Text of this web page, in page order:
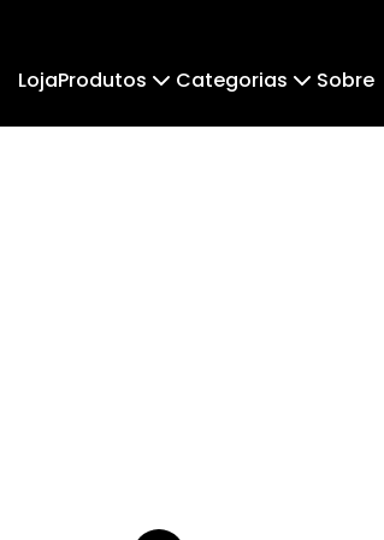
LojaProdutos
Camiseta
Categorias
PlaDu
Sobre